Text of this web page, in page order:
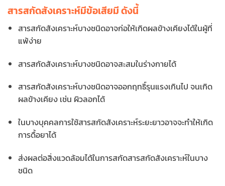
สารสกัดสังเคราะห์มีข้อเสียมี ดังนี้
สารสกัดสังเคราะห์บางชนิดอาจก่อให้เกิดผลข้างเคียงได้ในผู้ที่
แพ้ง่าย
สารสกัดสังเคราะห์บางชนิดอาจสะสมในร่างกายได้
สารสกัดสังเคราะห์บางชนิดอาจออกฤทธิ์รุนแรงเกินไป จนเกิด
ผลข้างเคียง เช่น ผิวลอกได้
ในบางบุคคลการใช้สารสกัดสังเคราะห์ระยะยาวอาจจะทำให้เกิด
การดื้อยาได้
ส่งผลต่อสิ่งแวดล้อมได้ในการสกัดสารสกัดสังเคราะห์ในบาง
ชนิด